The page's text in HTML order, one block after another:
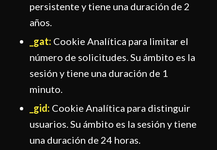
persistente y tiene una duración de 2
años.
_gat: Cookie Analítica para limitar el
número de solicitudes. Su ámbito es la
sesión y tiene una duración de 1
minuto.
_gid: Cookie Analítica para distinguir
usuarios. Su ámbito es la sesión y tiene
una duración de 24 horas.